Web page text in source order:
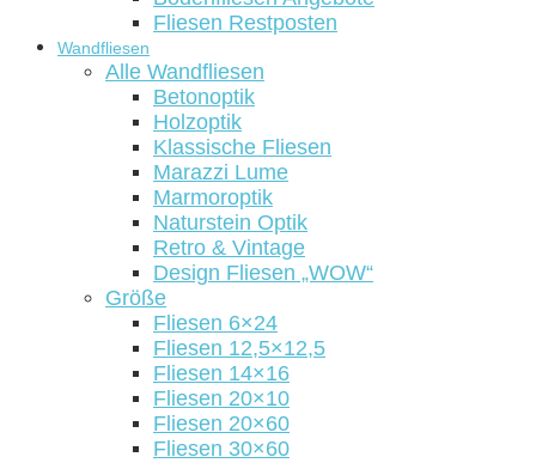
Fliesen Restposten
Wandfliesen
Alle Wandfliesen
Betonoptik
Holzoptik
Klassische Fliesen
Marazzi Lume
Marmoroptik
Naturstein Optik
Retro & Vintage
Design Fliesen „WOW“
Größe
Fliesen 6×24
Fliesen 12,5×12,5
Fliesen 14×16
Fliesen 20×10
Fliesen 20×60
Fliesen 30×60